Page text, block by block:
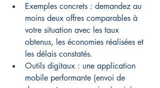
Exemples concrets : demandez au
moins deux offres comparables à
votre situation avec les taux
obtenus, les économies réalisées et
les délais constatés.
Outils digitaux : une application
mobile performante (envoi de